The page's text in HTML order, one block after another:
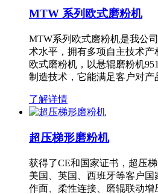
MTW 系列欧式磨粉机
MTW系列欧式磨粉机是我公
术水平，拥有多项自主技术
欧式磨粉机，以悬辊磨粉机
制造技术，它能满足客户对
了解详情
超压梯形磨粉机
获得了CE和国家证书，超压
美国、英国、西班牙等客户
作面、柔性连接、磨辊联动增